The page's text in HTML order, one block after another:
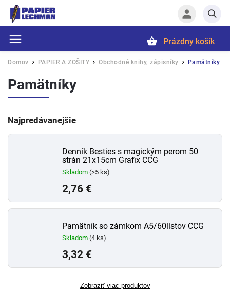
Prázdny košík
Domov / PAPIER A ZOŠITY / Obchodné knihy, zápisníky / Pamätníky
Pamätníky
Najpredávanejšie
Denník Besties s magickým perom 50
strán 21x15cm Grafix CCG
Skladom (>5 ks)
2,76 €
Pamätník so zámkom A5/60listov CCG
Skladom (4 ks)
3,32 €
Zobraziť viac produktov